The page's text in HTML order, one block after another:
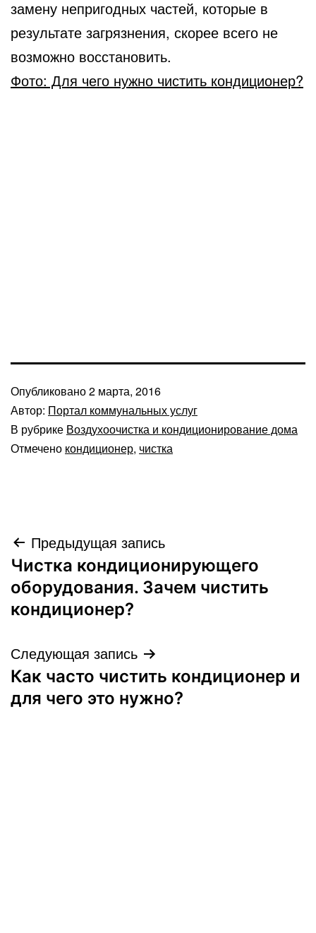
замену непригодных частей, которые в
результате загрязнения, скорее всего не
возможно восстановить.
Фото: Для чего нужно чистить кондиционер?
Опубликовано2 марта, 2016
Автор: Портал коммунальных услуг
В рубрике Воздухоочистка и кондиционирование дома
Отмечено кондиционер, чистка
Навигация
по
записям
Предыдущая запись
Чистка кондиционирующего
оборудования. Зачем чистить
кондиционер?
Следующая запись
Как часто чистить кондиционер и
для чего это нужно?